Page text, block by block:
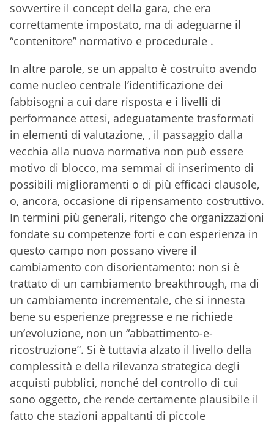
sovvertire il concept della gara, che era
correttamente impostato, ma di adeguarne il
“contenitore” normativo e procedurale .
In altre parole, se un appalto è costruito avendo
come nucleo centrale l’identificazione dei
fabbisogni a cui dare risposta e i livelli di
performance attesi, adeguatamente trasformati
in elementi di valutazione, , il passaggio dalla
vecchia alla nuova normativa non può essere
motivo di blocco, ma semmai di inserimento di
possibili miglioramenti o di più efficaci clausole,
o, ancora, occasione di ripensamento costruttivo.
In termini più generali, ritengo che organizzazioni
fondate su competenze forti e con esperienza in
questo campo non possano vivere il
cambiamento con disorientamento: non si è
trattato di un cambiamento breakthrough, ma di
un cambiamento incrementale, che si innesta
bene su esperienze pregresse e ne richiede
un’evoluzione, non un “abbattimento-e-
ricostruzione”. Si è tuttavia alzato il livello della
complessità e della rilevanza strategica degli
acquisti pubblici, nonché del controllo di cui
sono oggetto, che rende certamente plausibile il
fatto che stazioni appaltanti di piccole